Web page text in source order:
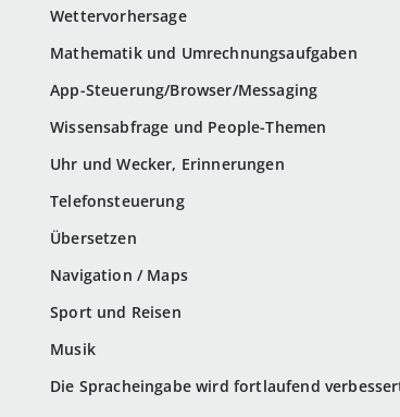
Wettervorhersage
Mathematik und Umrechnungsaufgaben
App-Steuerung/Browser/Messaging
Wissensabfrage und People-Themen
Uhr und Wecker, Erinnerungen
Telefonsteuerung
Übersetzen
Navigation / Maps
Sport und Reisen
Musik
Die Spracheingabe wird fortlaufend